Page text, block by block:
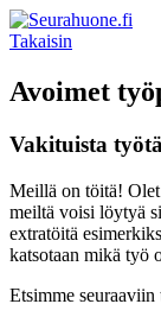
Takaisin
Avoimet
Vakituista
Meillä on töitä! Olet
meiltä voisi löytyä
extratöitä
katsotaan mikä työ
Etsimme